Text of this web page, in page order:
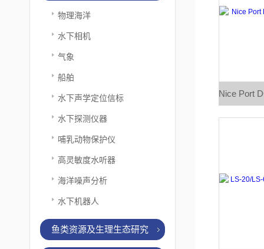
物理海洋
水下相机
气象
船舶
水下声学定位信标
水下探测仪器
哺乳动物保护仪
高灵敏度水听器
海洋噪声分析
水下机器人
鱼类资源及生理生态研究